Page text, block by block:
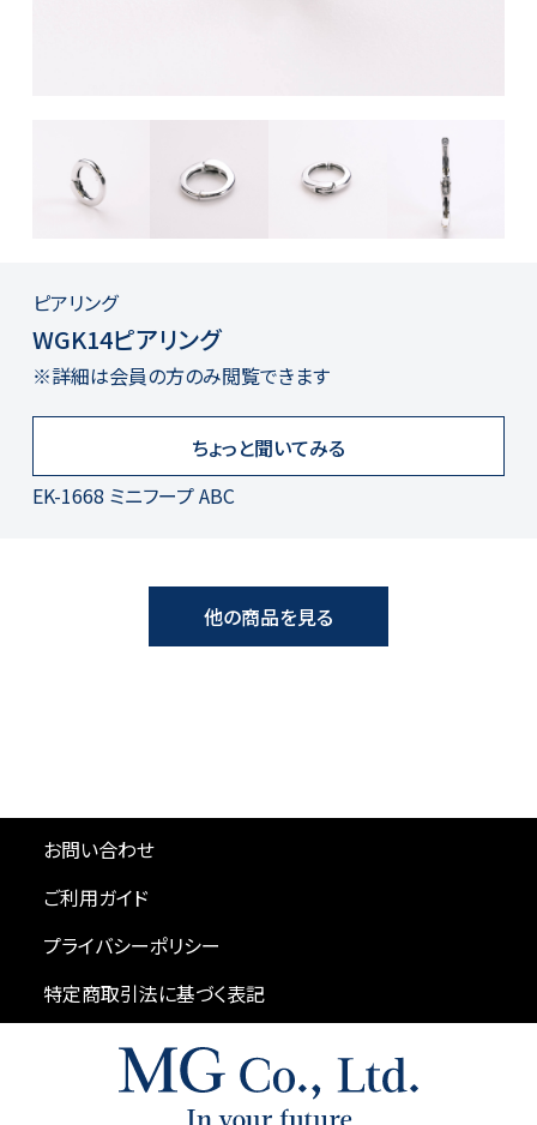
ピアリング
WGK14ピアリング
※詳細は会員の方のみ閲覧できます
ちょっと聞いてみる
EK-1668 ミニフープ ABC
他の商品を見る
お問い合わせ
ご利用ガイド
プライバシーポリシー
特定商取引法に基づく表記